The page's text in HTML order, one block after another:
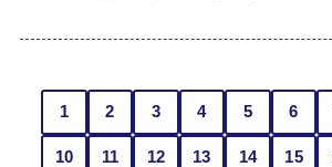
1 2 3 4 5 6
10 11 12 13 14 15